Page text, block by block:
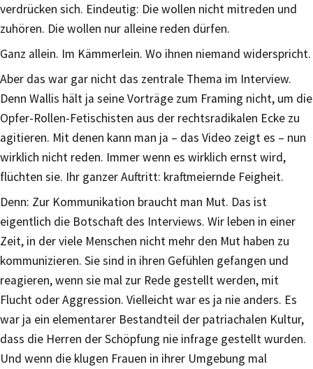
verdrücken sich. Eindeutig: Die wollen nicht mitreden und
zuhören. Die wollen nur alleine reden dürfen.
Ganz allein. Im Kämmerlein. Wo ihnen niemand widerspricht.
Aber das war gar nicht das zentrale Thema im Interview.
Denn Wallis hält ja seine Vorträge zum Framing nicht, um die
Opfer-Rollen-Fetischisten aus der rechtsradikalen Ecke zu
agitieren. Mit denen kann man ja – das Video zeigt es – nun
wirklich nicht reden. Immer wenn es wirklich ernst wird,
flüchten sie. Ihr ganzer Auftritt: kraftmeiernde Feigheit.
Denn: Zur Kommunikation braucht man Mut. Das ist
eigentlich die Botschaft des Interviews. Wir leben in einer
Zeit, in der viele Menschen nicht mehr den Mut haben zu
kommunizieren. Sie sind in ihren Gefühlen gefangen und
reagieren, wenn sie mal zur Rede gestellt werden, mit
Flucht oder Aggression. Vielleicht war es ja nie anders. Es
war ja ein elementarer Bestandteil der patriachalen Kultur,
dass die Herren der Schöpfung nie infrage gestellt wurden.
Und wenn die klugen Frauen in ihrer Umgebung mal